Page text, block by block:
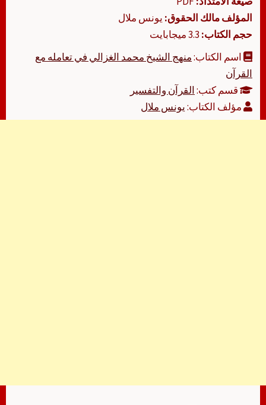
المؤلف مالك الحقوق: يونس ملال
حجم الكتاب:
اسم الكتاب:منهج الشيخ محمد الغزالي في تعامله مع
القرآن
قسم كتب:القرآن والتفسير
مؤلف الكتاب:يونس ملال